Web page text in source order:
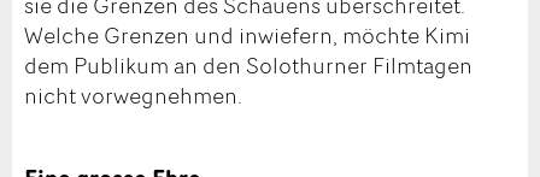
Welche Grenzen und inwiefern, möchte Kimi
dem Publikum an den Solothurner Filmtagen
nicht vorwegnehmen.